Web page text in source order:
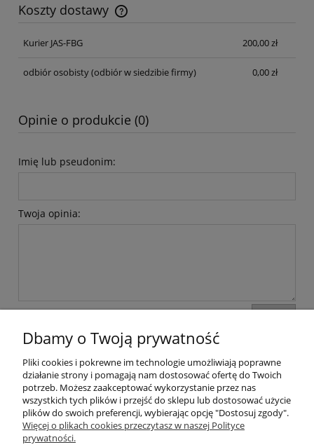
Koszty dostawy
Cena nie zawiera ewentualnych kosztów płatności
Kurier JAS-FBG
200,00 zł
odbiór osobisty(odbiór w siedzibie firmy) 0,00 zł
Opinie o produkcie (0)
Imię lub pseudonim:
Twoja opinia:
Moje konto
Płatności i dostawa
Dbamy o Twoją prywatność
Pliki cookies i pokrewne im technologie umożliwiają poprawne
działanie strony i pomagają nam dostosować ofertę do Twoich
potrzeb. Możesz zaakceptować wykorzystanie przez nas
wszystkich tych plików i przejść do sklepu lub dostosować użycie
plików do swoich preferencji, wybierając opcję "Dostosuj zgody".
Więcej o plikach cookies przeczytasz w naszej Polityce
prywatności.